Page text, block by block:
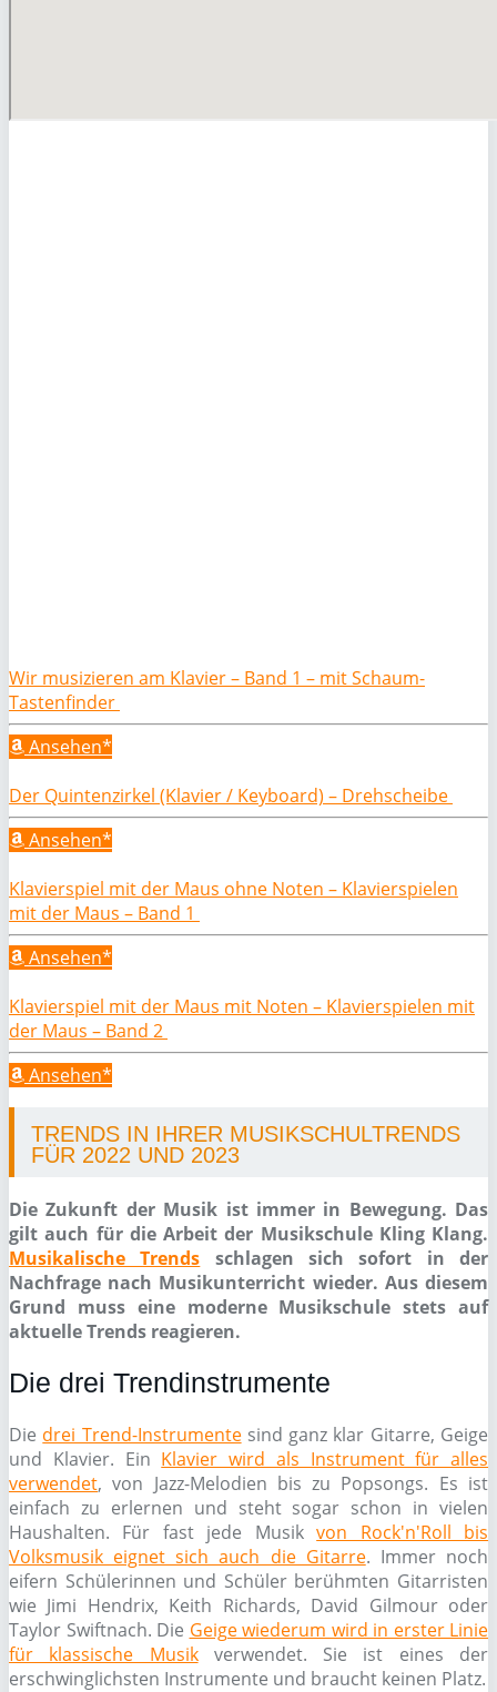
Wir musizieren am Klavier – Band 1 – mit Schaum-
Tastenfinder
Ansehen*
Der Quintenzirkel (Klavier / Keyboard) – Drehscheibe
Ansehen*
Klavierspiel mit der Maus ohne Noten – Klavierspielen
mit der Maus – Band 1
Ansehen*
Klavierspiel mit der Maus mit Noten – Klavierspielen mit
der Maus – Band 2
Ansehen*
TRENDS IN IHRER MUSIKSCHULTRENDS
FÜR 2022 UND 2023
Die Zukunft der Musik ist immer in Bewegung. Das
gilt auch für die Arbeit der Musikschule Kling Klang.
Musikalische Trends schlagen sich sofort in der
Nachfrage nach Musikunterricht wieder. Aus diesem
Grund muss eine moderne Musikschule stets auf
aktuelle Trends reagieren.
Die drei Trendinstrumente
Die drei Trend-Instrumentesind ganz klar Gitarre, Geige
und Klavier. Ein Klavier wird als Instrument für alles
verwendet, von Jazz-Melodien bis zu Popsongs. Es ist
einfach zu erlernen und steht sogar schon in vielen
Haushalten. Für fast jede Musikvon Rock'n'Roll bis
Volksmusik eignet sich auch die Gitarre. Immer noch
eifern Schülerinnen und Schüler berühmten Gitarristen
wie Jimi Hendrix, Keith Richards, David Gilmour oder
Taylor Swiftnach. Die Geige wiederum wird in erster Linie
für klassische Musikverwendet. Sie ist eines der
erschwinglichsten Instrumente und braucht keinen Platz.